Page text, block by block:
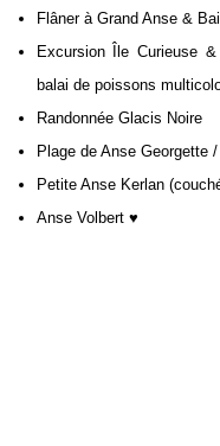
Flâner à Grand Anse &
Excursion Île Curieuse
balai de poissons
Randonnée Glacis Noire
Plage de Anse Georgette
Petite Anse Kerlan
Anse Volbert ♥